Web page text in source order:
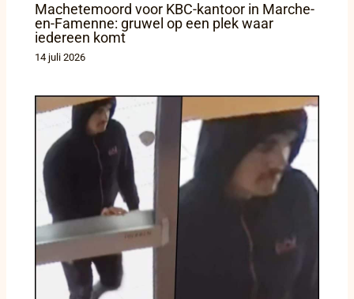
Machetemoord voor KBC-kantoor in Marche-
en-Famenne: gruwel op een plek waar
iedereen komt
14 juli 2026